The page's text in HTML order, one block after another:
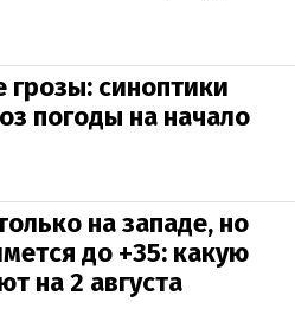
грозы: синоптики
погоды на начало
на западе, но
до +35: какую
на 2 августа